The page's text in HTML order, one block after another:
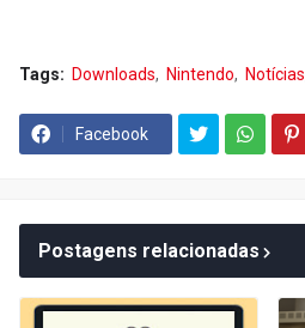
Tags: Downloads Nintendo Notícias
Facebook
Postagens relacionadas